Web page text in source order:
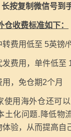
按复制微信号到
收费标准如下：
转费用低至 5英镑/
发费用，单件低至
，免仓期2个月
使用海外仓还可
土化问题.降低物
验，从而提高自